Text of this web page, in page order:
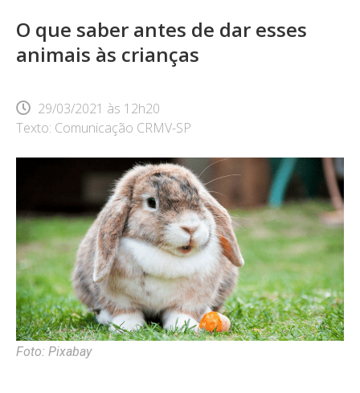
O que saber antes de dar esses
animais às crianças
29/03/2021 às 12h20
Texto: Comunicação CRMV-SP
Foto: Pixabay